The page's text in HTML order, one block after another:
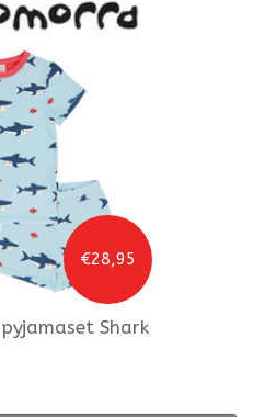
€28,95
pyjamaset Shark